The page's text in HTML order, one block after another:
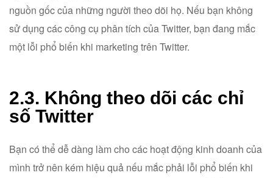
nguồn gốc của những người theo dõi họ. Nếu bạn không
sử dụng các công cụ phân tích của Twitter, bạn đang mắc
một lỗi phổ biến khi marketing trên Twitter.
2.3. Không theo dõi các chỉ
số Twitter
Bạn có thể dễ dàng làm cho các hoạt động kinh doanh của
mình trở nên kém hiệu quả nếu mắc phải lỗi phổ biến khi